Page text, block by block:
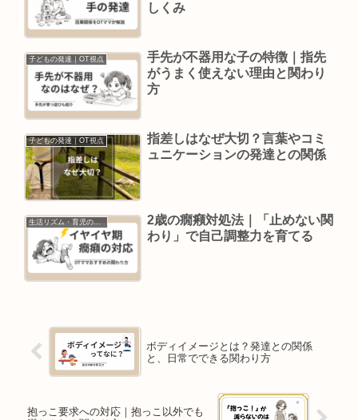
しくみ
子どもの発達｜OT視点
手先が不器用な子の特徴｜指先
がうまく使えない理由と関わり
方
子どもの発達｜OT視点
指差しはなぜ大切？言葉やコミ
ュニケーションの発達との関係
2歳の癇癪対処法｜「止めない関
わり」で自己調整力を育てる
ボディイメージとは？発達との関係
と、日常でできる関わり方
抱っこ要求への対応｜抱っこ以外でも